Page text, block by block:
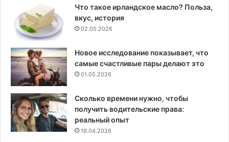
Что такое ирландское масло? Польза,
вкус, история
02.05.2026
Новое исследование показывает, что
самые счастливые пары делают это
01.05.2026
Сколько времени нужно, чтобы
получить водительские права:
реальный опыт
19.04.2026